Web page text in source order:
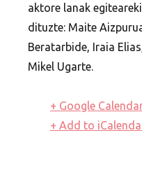
aktore lanak
dituzte: Maite
Beratarbide, Iraia
Mikel Ugarte.
+ Google
+ Add to